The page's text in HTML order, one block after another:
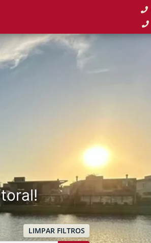
LIMPAR FILTROS